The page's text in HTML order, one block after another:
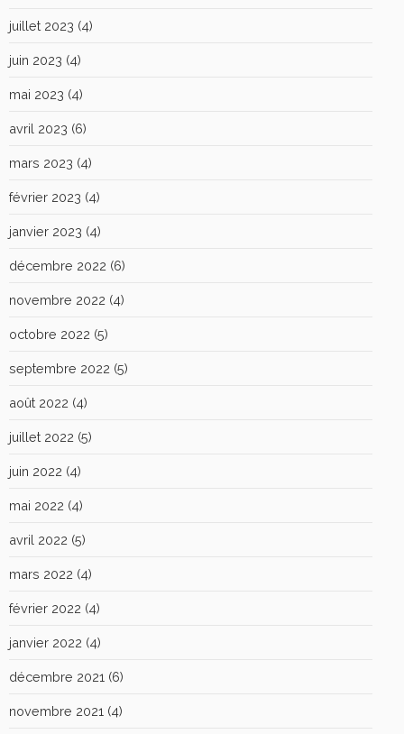
juillet 2023 (4)
juin 2023 (4)
mai 2023 (4)
avril 2023 (6)
mars 2023 (4)
février 2023 (4)
janvier 2023 (4)
décembre 2022 (6)
novembre 2022 (4)
octobre 2022 (5)
septembre 2022 (5)
août 2022 (4)
juillet 2022 (5)
juin 2022 (4)
mai 2022 (4)
avril 2022 (5)
mars 2022 (4)
février 2022 (4)
janvier 2022 (4)
décembre 2021 (6)
novembre 2021 (4)